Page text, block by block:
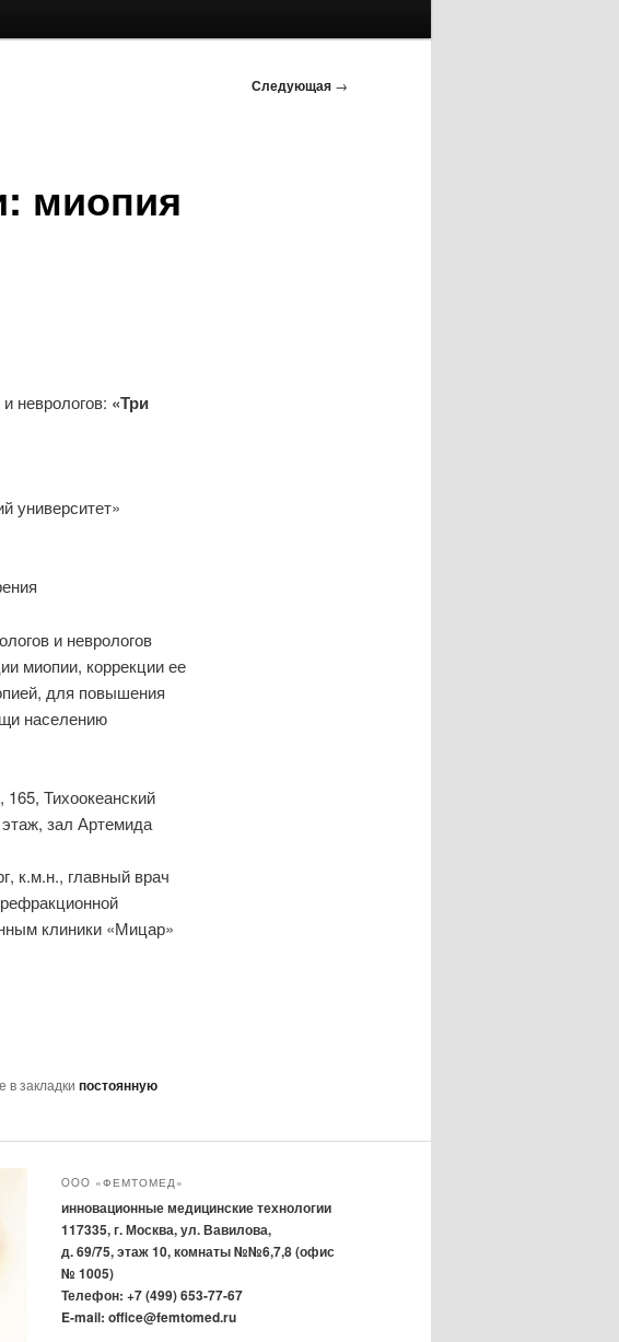
Следующая →
миопия
неврологов: «Три
университет»
и неврологов
миопии, коррекции ее
для повышения
населению
165, Тихоокеанский
зал Артемида
к.м.н., главный врач
клиники «Мицар»
в закладки постоянную
OOO «ФЕМТОМЕД»
инновационные медицинские технологии
117335, г. Москва, ул. Вавилова,
д. 69/75, этаж 10, комнаты №№6,7,8 (офис
№ 1005)
Телефон: +7 (499) 653-77-67
E-mail: office@femtomed.ru